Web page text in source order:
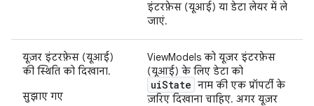
इंटरफ़ेस (यूआई) या डेटा लेयर में ले
जाएं.
यूज़र इंटरफ़ेस (यूआई)
की स्थिति को दिखाना.
सुझाए गए
ViewModels को यूज़र इंटरफ़ेस
(यूआई) के लिए डेटा को
uiState नाम की एक प्रॉपर्टी के
ज़रिए दिखाना चाहिए. अगर यूज़र